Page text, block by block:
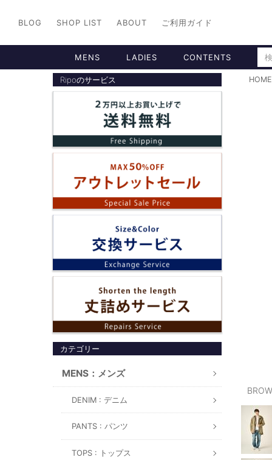
BLOG SHOP LIST ABOUT ご利用ガイド
MENS LADIES CONTENTS
Ripoのサービス
カテゴリー
MENS：メンズ
DENIM : デニム
PANTS : パンツ
TOPS : トップス
HOME